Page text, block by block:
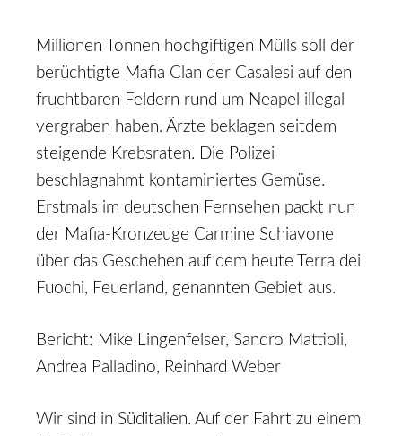
Millionen Tonnen hochgiftigen Mülls soll der
berüchtigte Mafia Clan der Casalesi auf den
fruchtbaren Feldern rund um Neapel illegal
vergraben haben. Ärzte beklagen seitdem
steigende Krebsraten. Die Polizei
beschlagnahmt kontaminiertes Gemüse.
Erstmals im deutschen Fernsehen packt nun
der Mafia-Kronzeuge Carmine Schiavone
über das Geschehen auf dem heute Terra dei
Fuochi, Feuerland, genannten Gebiet aus.
Bericht: Mike Lingenfelser, Sandro Mattioli,
Andrea Palladino, Reinhard Weber
Wir sind in Süditalien. Auf der Fahrt zu einem